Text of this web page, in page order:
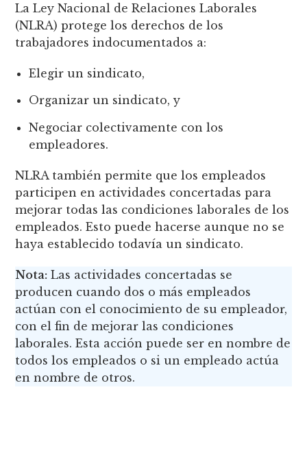
La Ley Nacional de Relaciones Laborales
(NLRA) protege los derechos de los
trabajadores indocumentados a:
Elegir un sindicato,
Organizar un sindicato, y
Negociar colectivamente con los
empleadores.
NLRA también permite que los empleados
participen en actividades concertadas para
mejorar todas las condiciones laborales de los
empleados. Esto puede hacerse aunque no se
haya establecido todavía un sindicato.
Nota: Las actividades concertadas se
producen cuando dos o más empleados
actúan con el conocimiento de su empleador,
con el fin de mejorar las condiciones
laborales. Esta acción puede ser en nombre de
todos los empleados o si un empleado actúa
en nombre de otros.